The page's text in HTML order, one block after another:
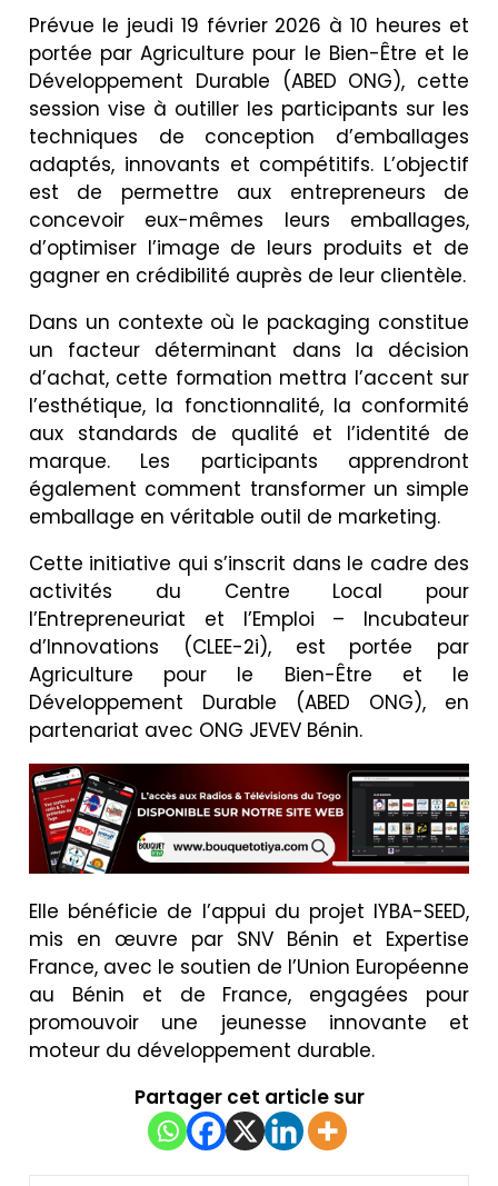
Prévue le jeudi 19 février 2026 à 10 heures et
portée par Agriculture pour le Bien-Être et le
Développement Durable (ABED ONG), cette
session vise à outiller les participants sur les
techniques de conception d’emballages
adaptés, innovants et compétitifs. L’objectif
est de permettre aux entrepreneurs de
concevoir eux-mêmes leurs emballages,
d’optimiser l’image de leurs produits et de
gagner en crédibilité auprès de leur clientèle.
Dans un contexte où le packaging constitue
un facteur déterminant dans la décision
d’achat, cette formation mettra l’accent sur
l’esthétique, la fonctionnalité, la conformité
aux standards de qualité et l’identité de
marque. Les participants apprendront
également comment transformer un simple
emballage en véritable outil de marketing.
Cette initiative qui s’inscrit dans le cadre des
activités du Centre Local pour
l’Entrepreneuriat et l’Emploi – Incubateur
d’Innovations (CLEE-2i), est portée par
Agriculture pour le Bien-Être et le
Développement Durable (ABED ONG), en
partenariat avec ONG JEVEV Bénin.
Elle bénéficie de l’appui du projet IYBA-SEED,
mis en œuvre par SNV Bénin et Expertise
France, avec le soutien de l’Union Européenne
au Bénin et de France, engagées pour
promouvoir une jeunesse innovante et
moteur du développement durable.
Partager cet article sur